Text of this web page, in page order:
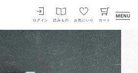
ログイン 読みもの お気にいり カート